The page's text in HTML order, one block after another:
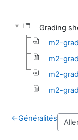
Grading
m2-
m2-
m2-
m2-
←Généralités